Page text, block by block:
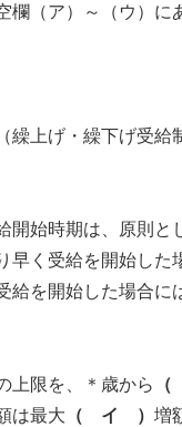
欄（ア）～（ウ）に
繰上げ・繰下げ受給
開始時期は、原則と
早く受給を開始した
給を開始した場合に
上限を、＊歳から
は最大 （ イ ） 増